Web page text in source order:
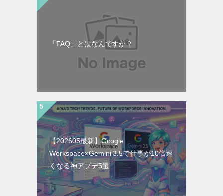
「FAQ」とはなんですか？
【202605最新】Google
Workspace×Gemini 3.5で仕事が10倍速
くなる神アプデ5選